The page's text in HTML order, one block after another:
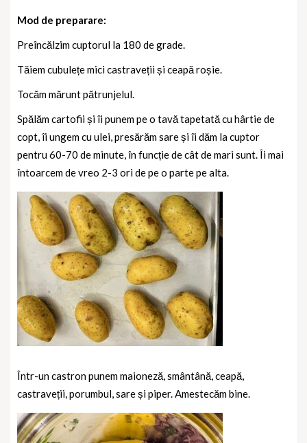
Mod de preparare:
Preîncălzim cuptorul la 180 de grade.
Tăiem cubulețe mici castraveții și ceapă roșie.
Tocăm mărunt pătrunjelul.
Spălăm cartofii și îi punem pe o tavă tapetată cu hârtie de
copt, îi ungem cu ulei, presărăm sare și îi dăm la cuptor
pentru 60-70 de minute, în funcție de cât de mari sunt. Îi mai
întoarcem de vreo 2-3 ori de pe o parte pe alta.
Într-un castron punem maioneză, smântână, ceapă,
castraveții, porumbul, sare și piper. Amestecăm bine.